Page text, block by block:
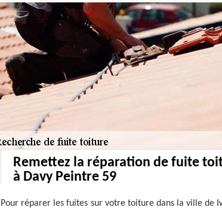
Remettez la réparation de fuite
à Davy Peintre 59
Pour réparer les fuites sur votre toiture dans la ville de